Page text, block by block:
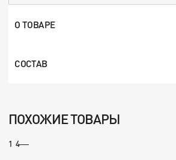
О ТОВАРЕ
СОСТАВ
1 4
ПОХОЖИЕ ТОВАРЫ